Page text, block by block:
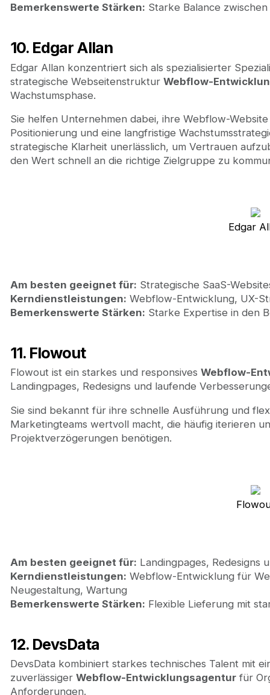
Bemerkenswerte Stärken: Starke Balance
10. Edgar Allan
Edgar Allan konzentriert sich als spezialisierter
strategische Webseitenstruktur Webflow-
Wachstumsphase.
Sie helfen Unternehmen dabei, ihre Webflow-
Positionierung und eine langfristige
strategische Klarheit unerlässlich, um Vertrauen
den Wert schnell an die richtige Zielgruppe zu
Edgar
Am besten geeignet für: Strategische SaaS-
Kerndienstleistungen: Webflow-Entwicklung, UX-
Bemerkenswerte Stärken: Starke Expertise in den
11. Flowout
Flowout ist ein starkes und responsives Webflow-
Landingpages, Redesigns und laufende
Sie sind bekannt für ihre schnelle Ausführung und
Marketingteams wertvoll macht, die häufig iterieren
Projektverzögerungen benötigen.
Am besten geeignet für: Landingpages, Redesigns
Kerndienstleistungen: Webflow-Entwicklung für
Neugestaltung, Wartung
Bemerkenswerte Stärken: Flexible Lieferung mit
12. DevsData
DevsData kombiniert starkes technisches Talent mit
zuverlässiger Webflow-Entwicklungsagenturfür
Anforderungen.